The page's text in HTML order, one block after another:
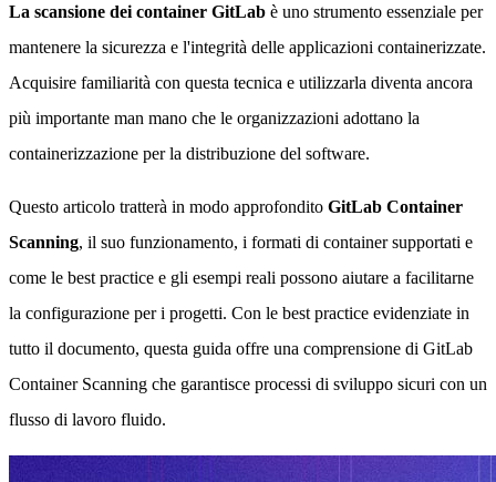
La scansione dei container GitLab è uno strumento essenziale per
mantenere la sicurezza e l'integrità delle applicazioni containerizzate.
Acquisire familiarità con questa tecnica e utilizzarla diventa ancora
più importante man mano che le organizzazioni adottano la
containerizzazione per la distribuzione del software.
Questo articolo tratterà in modo approfondito GitLab Container
Scanning, il suo funzionamento, i formati di container supportati e
come le best practice e gli esempi reali possono aiutare a facilitarne
la configurazione per i progetti. Con le best practice evidenziate in
tutto il documento, questa guida offre una comprensione di GitLab
Container Scanning che garantisce processi di sviluppo sicuri con un
flusso di lavoro fluido.